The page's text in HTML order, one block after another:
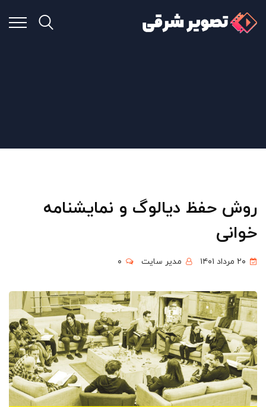
روش حفظ دیالوگ و نمایشنامه
خوانی
۲۰ مرداد ۱۴۰۱ مدیر سایت